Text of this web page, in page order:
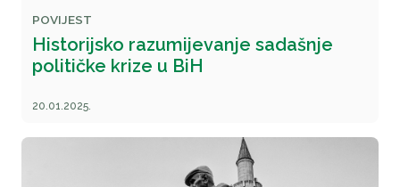
POVIJEST
Historijsko razumijevanje sadašnje
političke krize u BiH
20.01.2025.